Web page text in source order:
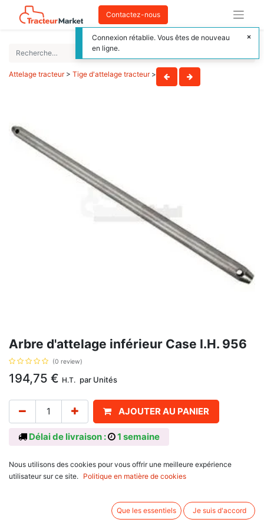
Contactez-nous
Attelage tracteur> Tige d'attelage tracteur>
Arbre d'attelage inférieur Case I.H. 956
(0 review)
194,75 € H.T. par Unités
AJOUTER AU PANIER
Délai de livraison : 1 semaine
Référence d'origine: 3220155R1, pour Case I.H. : 1055, 1055XL, 955,
955XL, 1056, 1056XL, 956, 956XL. Longueur totale 610, entre axe 565,
diamètre des perçages 28,5 mm
Nous utilisons des cookies pour vous offrir une meilleure expérience
utilisateur sur ce site.
Politique en matière de cookies
Que les essentiels Je suis d'accord
Connexion rétablie. Vous êtes de nouveau
en ligne.